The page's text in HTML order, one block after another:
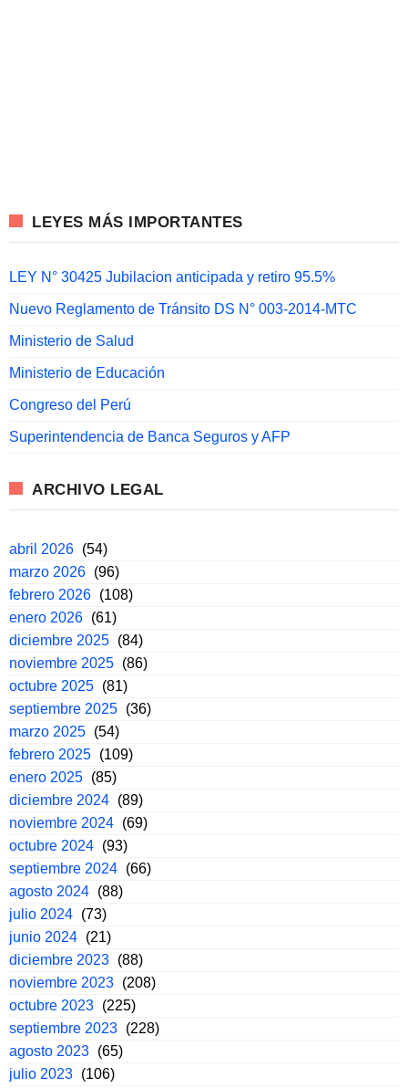
LEYES MÁS IMPORTANTES
LEY N° 30425 Jubilacion anticipada y retiro 95.5%
Nuevo Reglamento de Tránsito DS N° 003-2014-MTC
Ministerio de Salud
Ministerio de Educación
Congreso del Perú
Superintendencia de Banca Seguros y AFP
ARCHIVO LEGAL
abril 2026 (54)
marzo 2026 (96)
febrero 2026 (108)
enero 2026 (61)
diciembre 2025 (84)
noviembre 2025 (86)
octubre 2025 (81)
septiembre 2025 (36)
marzo 2025 (54)
febrero 2025 (109)
enero 2025 (85)
diciembre 2024 (89)
noviembre 2024 (69)
octubre 2024 (93)
septiembre 2024 (66)
agosto 2024 (88)
julio 2024 (73)
junio 2024 (21)
diciembre 2023 (88)
noviembre 2023 (208)
octubre 2023 (225)
septiembre 2023 (228)
agosto 2023 (65)
julio 2023 (106)